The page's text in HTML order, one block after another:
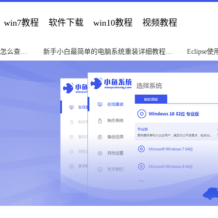
win7教程 软件下载 win10教程 视频教程
么查教
新手小白最简单的电脑系统重装详细教程指
南
Eclipse使
器